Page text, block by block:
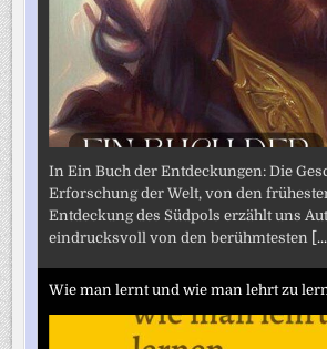
In Ein Buch der Entdeckungen: Die
Erforschung der Welt, von den
Entdeckung des Südpols erzählt uns
eindrucksvoll von den berühmtesten [...]
Wie man lernt und wie man lehrt zu